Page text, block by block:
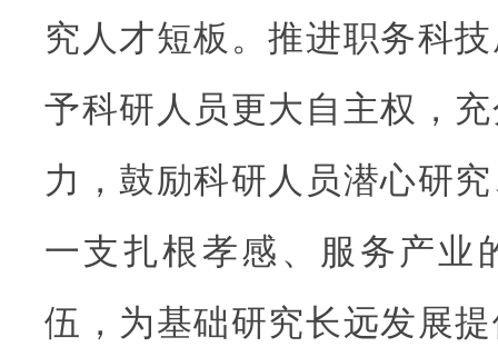
究人才短板。推进职务科
予科研人员更大自主权，
力，鼓励科研人员潜心研
一支扎根孝感、服务产业
伍，为基础研究长远发展